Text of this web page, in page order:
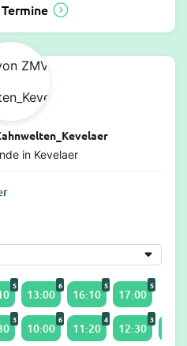
in Kevelaer
5
13:00
6
16:10
5
17:00
5
3
10:00
6
11:20
4
12:30
3